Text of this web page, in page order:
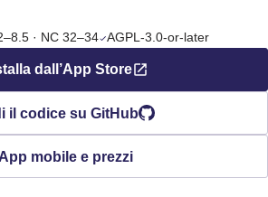
· NC 32–34 AGPL-3.0-or-later
dall’App Store
il codice su GitHub
App mobile e prezzi